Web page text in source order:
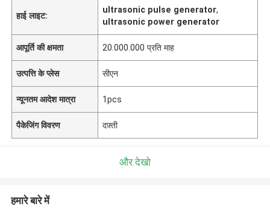
हाई लाइट:
ultrasonic pulse generator,
ultrasonic power generator
आपूर्ति की क्षमता 20.000.000 प्रति माह
उत्पत्ति के प्लेस सीएन
न्यूनतम आदेश मात्रा 1pcs
पैकेजिंग विवरण दफ़्ती
और देखो
हमारे बारे में